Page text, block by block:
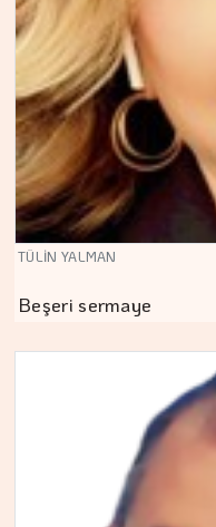
TÜLİN YALMAN
Beşeri sermaye